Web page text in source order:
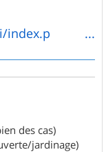
index.p ...
des cas)
jardinage)